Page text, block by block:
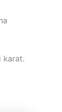
karat.